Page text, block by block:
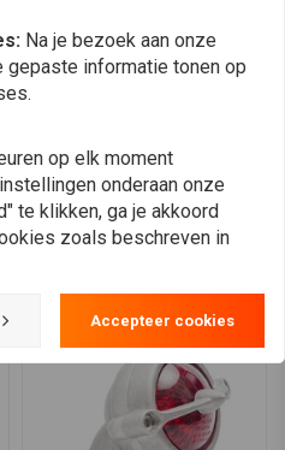
een review
Na je bezoek aan onze
gepaste informatie tonen op
op elk moment
onderaan onze
te klikken, ga je akkoord
zoals beschreven in
Accepteer cookies